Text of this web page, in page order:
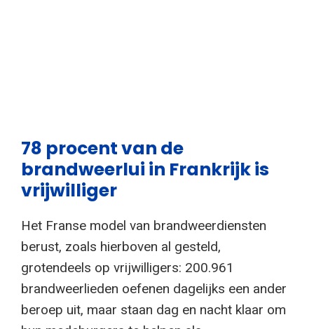
78 procent van de
brandweerlui in Frankrijk is
vrijwilliger
Het Franse model van brandweerdiensten
berust, zoals hierboven al gesteld,
grotendeels op vrijwilligers: 200.961
brandweerlieden oefenen dagelijks een ander
beroep uit, maar staan dag en nacht klaar om